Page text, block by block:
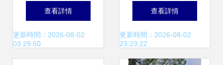
養護的全方位生態
工程
查看詳情
更新時間：2026-08-02
03:29:50
從設計施工到綠化
養護的全流程指南
查看詳情
更新時間：2026-08-02
23:23:22